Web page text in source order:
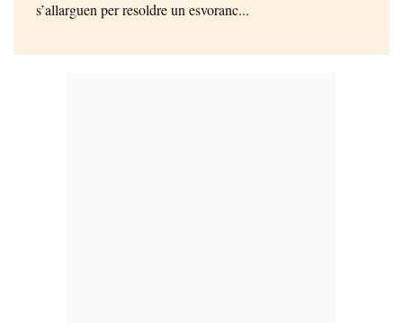
s’allarguen per resoldre un esvoranc...